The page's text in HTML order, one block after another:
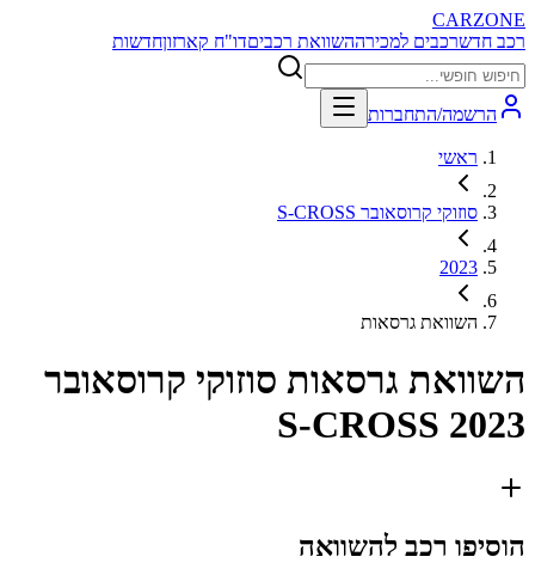
CARZONE
רכב חדשרכבים למכירההשוואת רכביםדו"ח קארזוןחדשות
הרשמה/התחברות
ראשי
סוזוקי קרוסאובר S-CROSS
2023
השוואת גרסאות
השוואת גרסאות סוזוקי קרוסאובר
S-CROSS 2023
הוסיפו רכב להשוואה